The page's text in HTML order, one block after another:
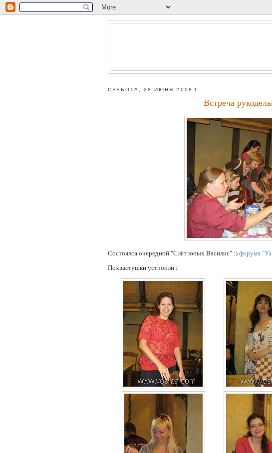
СУББОТА, 28 ИЮНЯ 2008 Г.
Встреча
Состоялся очередной "Слёт юных Василис" :)форума
Похвастушки устроили :